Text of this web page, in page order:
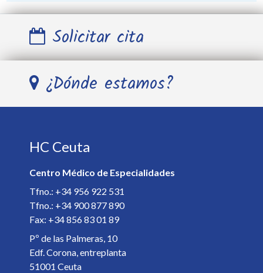
Solicitar cita
Teléfono *
E-mail *
Especialista *
¿Dónde estamos?
HC Ceuta
Centro Médico de Especialidades
Tfno.: +34 956 922 531
Tfno.: +34 900 877 890
Fax: +34 856 83 01 89
Pº de las Palmeras, 10
Edf. Corona, entreplanta
51001 Ceuta